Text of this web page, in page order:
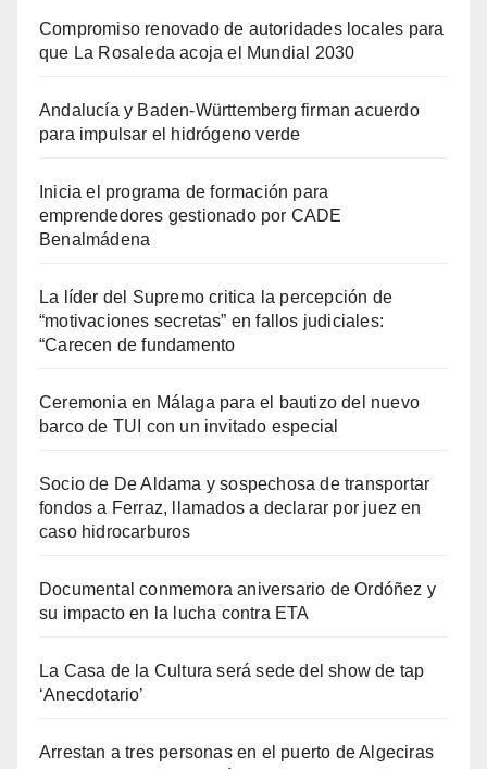
Compromiso renovado de autoridades locales para
que La Rosaleda acoja el Mundial 2030
Andalucía y Baden-Württemberg firman acuerdo
para impulsar el hidrógeno verde
Inicia el programa de formación para
emprendedores gestionado por CADE
Benalmádena
La líder del Supremo critica la percepción de
“motivaciones secretas” en fallos judiciales:
“Carecen de fundamento
Ceremonia en Málaga para el bautizo del nuevo
barco de TUI con un invitado especial
Socio de De Aldama y sospechosa de transportar
fondos a Ferraz, llamados a declarar por juez en
caso hidrocarburos
Documental conmemora aniversario de Ordóñez y
su impacto en la lucha contra ETA
La Casa de la Cultura será sede del show de tap
‘Anecdotario’
Arrestan a tres personas en el puerto de Algeciras